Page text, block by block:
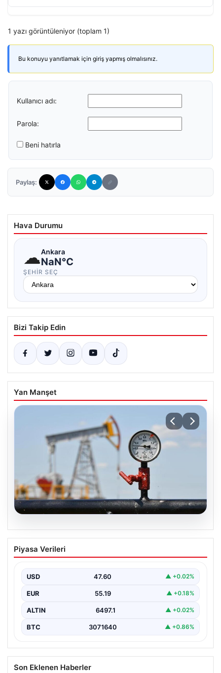
1 yazı görüntüleniyor (toplam 1)
Bu konuyu yanıtlamak için giriş yapmış olmalısınız.
Kullanıcı adı:
Parola:
Beni hatırla
Paylaş:
Hava Durumu
☁Ankara
NaN°C
ŞEHIR SEÇ
Bizi Takip Edin
Yan Manşet
Petrol fiyatları 25 Mayıs: Petrol fiyatları
düştü mü, ne kadar oldu? Brent petrol
Piyasa Verileri
USD 47.60 ▲ +0.02%
EUR 55.19 ▲ +0.18%
ALTIN 6497.1 ▲ +0.02%
BTC 3071640 ▲ +0.86%
Son Eklenen Haberler